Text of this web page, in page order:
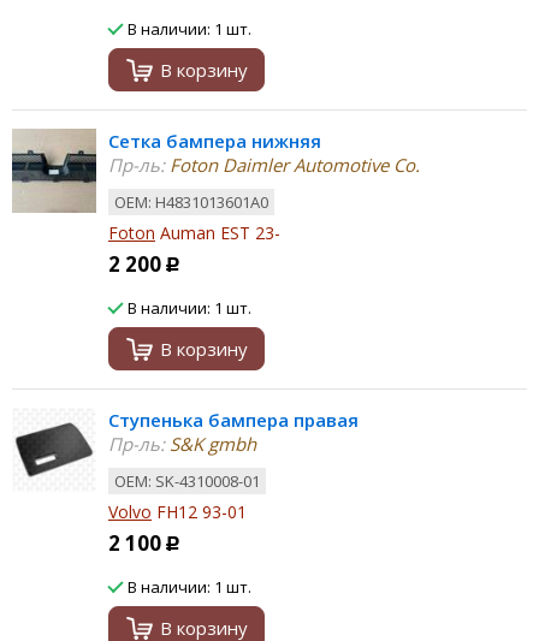
В наличии: 1 шт.
В корзину
Сетка бампера нижняя
Пр-ль:Foton Daimler Automotive Co.
ОЕМ: H4831013601A0
Foton Auman EST 23-
2 200 Р
В наличии: 1 шт.
В корзину
Ступенька бампера правая
Пр-ль:S&K gmbh
ОЕМ: SK-4310008-01
Volvo FH12 93-01
2 100 Р
В наличии: 1 шт.
В корзину